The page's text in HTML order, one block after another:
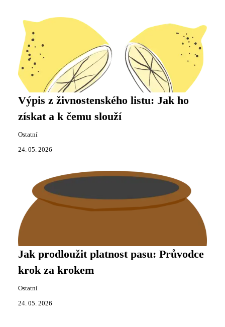
Výpis z živnostenského listu: Jak ho
získat a k čemu slouží
Ostatní
24. 05. 2026
Jak prodloužit platnost pasu: Průvodce
krok za krokem
Ostatní
24. 05. 2026